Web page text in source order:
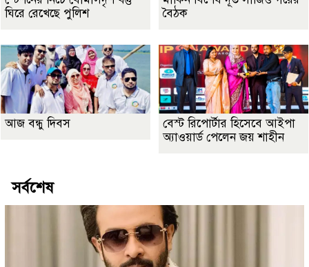
ঘিরে রেখেছে পুলিশ
বৈঠক
আজ বন্ধু দিবস
বেস্ট রিপোর্টার হিসেবে আইপা
অ্যাওয়ার্ড পেলেন জয় শাহীন
সর্বশেষ